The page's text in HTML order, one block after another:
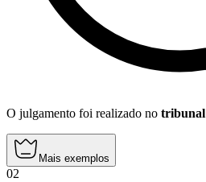
O julgamento foi realizado no tribunal
Mais exemplos
02